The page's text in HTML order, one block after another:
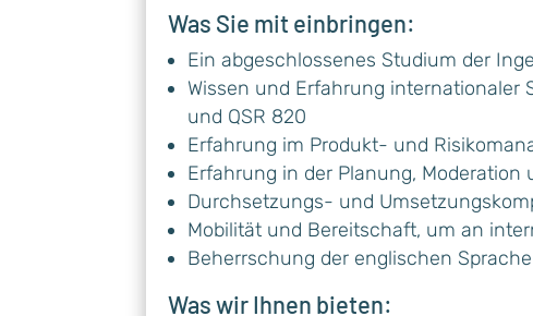
Was Sie mit einbringen:
Ein abgeschlossenes Studium der
Wissen und Erfahrung internationaler
und QSR 820
Erfahrung im Produkt- und
Erfahrung in der Planung,
Durchsetzungs- und
Mobilität und Bereitschaft, um an
Beherrschung der englischen
Was wir Ihnen bieten: